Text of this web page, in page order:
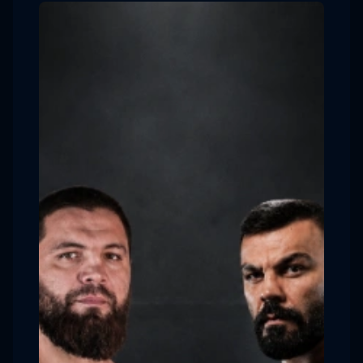
себе место на трибунах, чтобы лично увидеть все